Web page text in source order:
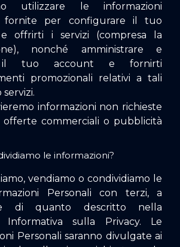
utilizzare le informazioni
fornite per configurare il tuo
offrirti i servizi (compresa la
nonché amministrare e
il tuo account e fornirti
promozionali relativi a tali
informazioni non richieste
offerte commerciali o pubblicità
le informazioni?
vendiamo o condividiamo le
Personali con terzi, a
di quanto descritto nella
Informativa sulla Privacy. Le
Personali saranno divulgate ai